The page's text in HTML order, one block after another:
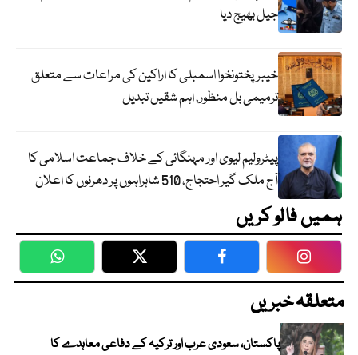
جیل بھیج دیا
خیبرپختونخوا اسمبلی کا اراکین کی مراعات سے متعلق
ترمیمی بل منظور، اہم شقیں تبدیل
پیٹرولیم لیوی اور مہنگائی کے خلاف جماعت اسلامی کا
آج ملک گیر احتجاج، 510 شاہراہوں پر دھرنوں کا اعلان
ہمیں فالو کریں
WhatsApp Twitter Facebook
متعلقہ خبریں
پاکستان، سعودی عرب اور ترکیہ کے دفاعی معاہدے کا